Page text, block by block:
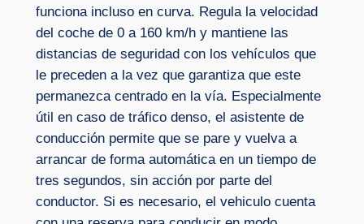
funciona incluso en curva. Regula la velocidad
del coche de 0 a 160 km/h y mantiene las
distancias de seguridad con los vehículos que
le preceden a la vez que garantiza que este
permanezca centrado en la vía. Especialmente
útil en caso de tráfico denso, el asistente de
conducción permite que se pare y vuelva a
arrancar de forma automática en un tiempo de
tres segundos, sin acción por parte del
conductor. Si es necesario, el vehiculo cuenta